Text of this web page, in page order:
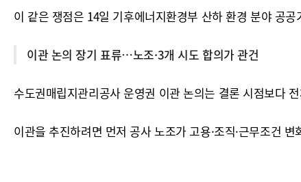
이 같은 쟁점은 14일 기후에너지환경부 산하 환경 분야 공
이관 논의 장기 표류…노조·3개 시도 합의가 관건
수도권매립지관리공사 운영권 이관 논의는 결론 시점보다
이관을 추진하려면 먼저 공사 노조가 고용·조직·근무조건